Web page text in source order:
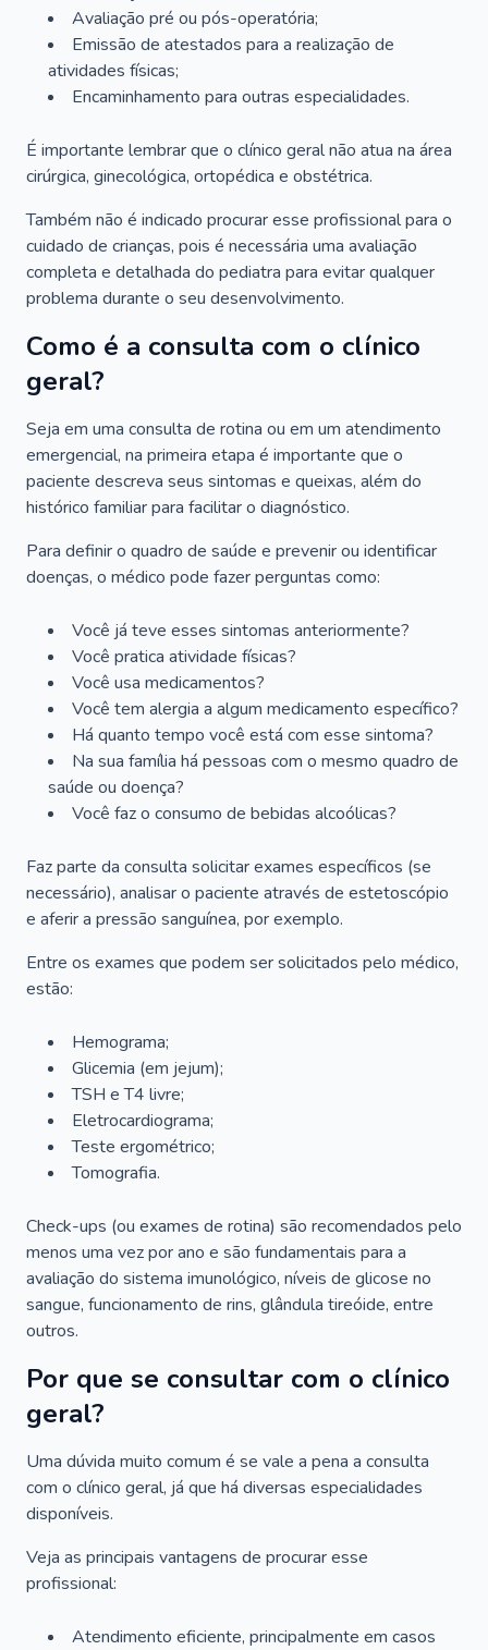
Avaliação pré ou pós-operatória;
Emissão de atestados para a realização de
atividades físicas;
Encaminhamento para outras especialidades.
É importante lembrar que o clínico geral não atua na área
cirúrgica, ginecológica, ortopédica e obstétrica.
Também não é indicado procurar esse profissional para o
cuidado de crianças, pois é necessária uma avaliação
completa e detalhada do pediatra para evitar qualquer
problema durante o seu desenvolvimento.
Como é a consulta com o clínico
geral?
Seja em uma consulta de rotina ou em um atendimento
emergencial, na primeira etapa é importante que o
paciente descreva seus sintomas e queixas, além do
histórico familiar para facilitar o diagnóstico.
Para definir o quadro de saúde e prevenir ou identificar
doenças, o médico pode fazer perguntas como:
Você já teve esses sintomas anteriormente?
Você pratica atividade físicas?
Você usa medicamentos?
Você tem alergia a algum medicamento específico?
Há quanto tempo você está com esse sintoma?
Na sua família há pessoas com o mesmo quadro de
saúde ou doença?
Você faz o consumo de bebidas alcoólicas?
Faz parte da consulta solicitar exames específicos (se
necessário), analisar o paciente através de estetoscópio
e aferir a pressão sanguínea, por exemplo.
Entre os exames que podem ser solicitados pelo médico,
estão:
Hemograma;
Glicemia (em jejum);
TSH e T4 livre;
Eletrocardiograma;
Teste ergométrico;
Tomografia.
Check-ups (ou exames de rotina) são recomendados pelo
menos uma vez por ano e são fundamentais para a
avaliação do sistema imunológico, níveis de glicose no
sangue, funcionamento de rins, glândula tireóide, entre
outros.
Por que se consultar com o clínico
geral?
Uma dúvida muito comum é se vale a pena a consulta
com o clínico geral, já que há diversas especialidades
disponíveis.
Veja as principais vantagens de procurar esse
profissional:
Atendimento eficiente, principalmente em casos